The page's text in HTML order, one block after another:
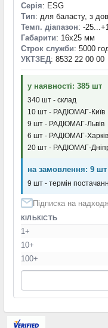
Серія: ESG
Тип: для баласту, з
Темп. діапазон: -
Габарити: 16x25 мм
Строк служби: 5000
УКТЗЕД: 8532 22 00 00
у наявності: 385 шт
340 шт - склад
10 шт - РАДІОМАГ-Київ
9 шт - РАДІОМАГ-Львів
6 шт - РАДІОМАГ-Харків
20 шт - РАДІОМАГ-
на замовлення: 9 шт
9 шт - термін
Підписка на
КІЛЬКІСТЬ
1+
10+
100+